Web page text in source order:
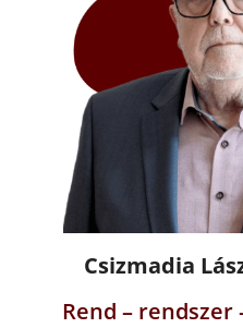
Csizmadia
Rend – rendszer